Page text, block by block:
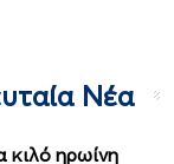
Νέα
κιλό ηρωίνη